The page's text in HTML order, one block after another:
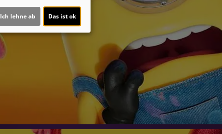
Ich lehne ab Das ist ok